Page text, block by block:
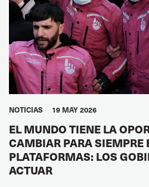
NOTICIAS 19 MAY 2026
EL MUNDO TIENE LA
CAMBIAR PARA SIEMPRE
PLATAFORMAS: LOS
ACTUAR